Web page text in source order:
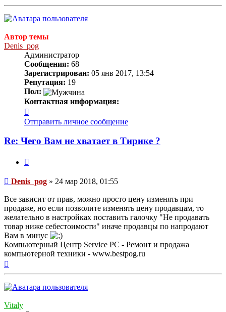
Автор темы
Denis_pog
Администратор
Сообщения: 68
Зарегистрирован: 05 янв 2017, 13:54
Репутация: 19
Пол:
Контактная информация:
информация
пользователя
Denis_pog
Отправить личное сообщение
Re: Чего Вам не хватает в Тирике ?
Сообщение
Denis_pog » 24 мар 2018, 01:55
Все зависит от прав, можно просто цену изменять при
продаже, но если позволите изменять цену продавцам, то
желательно в настройках поставить галочку "Не продавать
товар ниже себестоимости" иначе продавцы по напродают
Вам в минус
Компьютерный Центр Service PC - Ремонт и продажа
компьютерной техники - www.bestpog.ru
Vitaly